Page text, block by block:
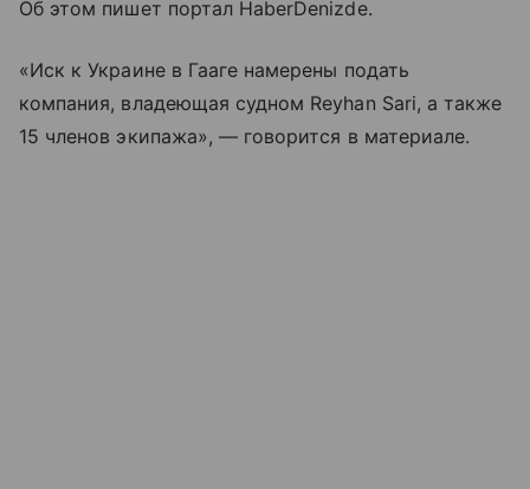
Об этом пишет портал HaberDenizde.
«Иск к Украине в Гааге намерены подать
компания, владеющая судном Reyhan Sari, а также
15 членов экипажа», — говорится в материале.